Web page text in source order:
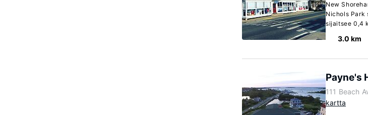
New
Nichols Park
sijaitsee 0,4
3.0 km
Payne's
111 Beach
kartta